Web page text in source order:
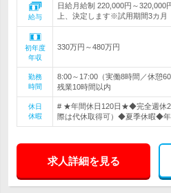
給与
日給月給制 220,000円～
上、決定します※試用期間3カ月
初年度
年収
330万円～480万円
勤務
時間
8:00～17:00（実働8時間／休憩
残業10時間以内
休日
休暇
# ★年間休日120日★◆完全週休2
際は代休取得可）◆夏季休暇◆年
求人詳細を見る